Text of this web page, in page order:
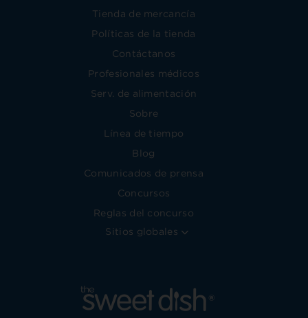
Tienda de mercancía
Políticas de la tienda
Contáctanos
Profesionales médicos
Serv. de alimentación
Sobre
Línea de tiempo
Blog
Comunicados de prensa
Concursos
Reglas del concurso
Sitios globales